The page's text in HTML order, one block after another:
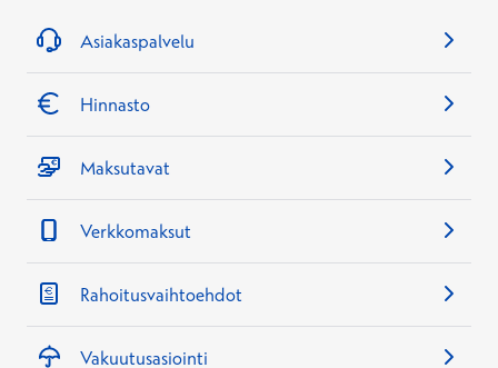
Asiakaspalvelu
Hinnasto
Maksutavat
Verkkomaksut
Rahoitusvaihtoehdot
Vakuutusasiointi